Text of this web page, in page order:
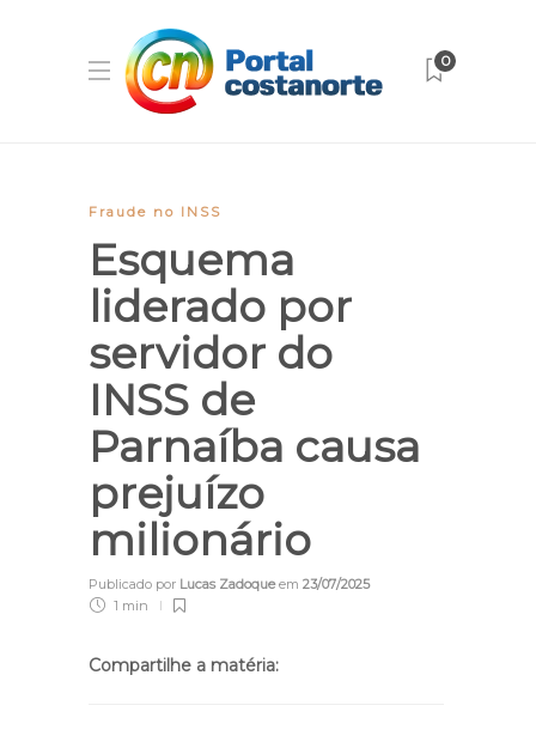
0
Fraude no INSS
Esquema
liderado por
servidor do
INSS de
Parnaíba causa
prejuízo
milionário
Publicado por Lucas Zadoqueem 23/07/2025
1 min
Compartilhe a matéria: